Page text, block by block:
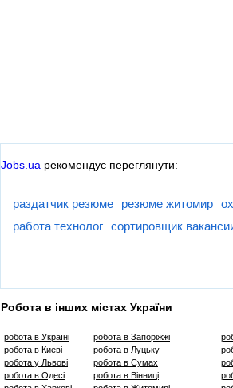
Jobs.ua рекомендує переглянути:
раздатчик резюме резюме житомир
работа технолог сортировщик
Робота в інших містах України
робота в Україні
робота в Киеві
робота у Львові
робота в Одесі
робота в Запоріжжі
робота в Луцьку
робота в Сумах
робота в Вінниці